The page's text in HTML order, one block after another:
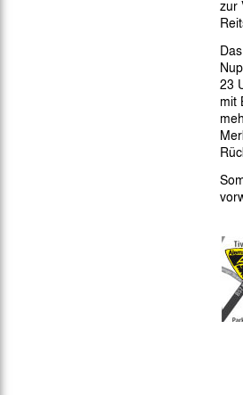
zur
23
mit